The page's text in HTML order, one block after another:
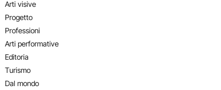
Arti visive
Progetto
Professioni
Arti performative
Editoria
Turismo
Dal mondo